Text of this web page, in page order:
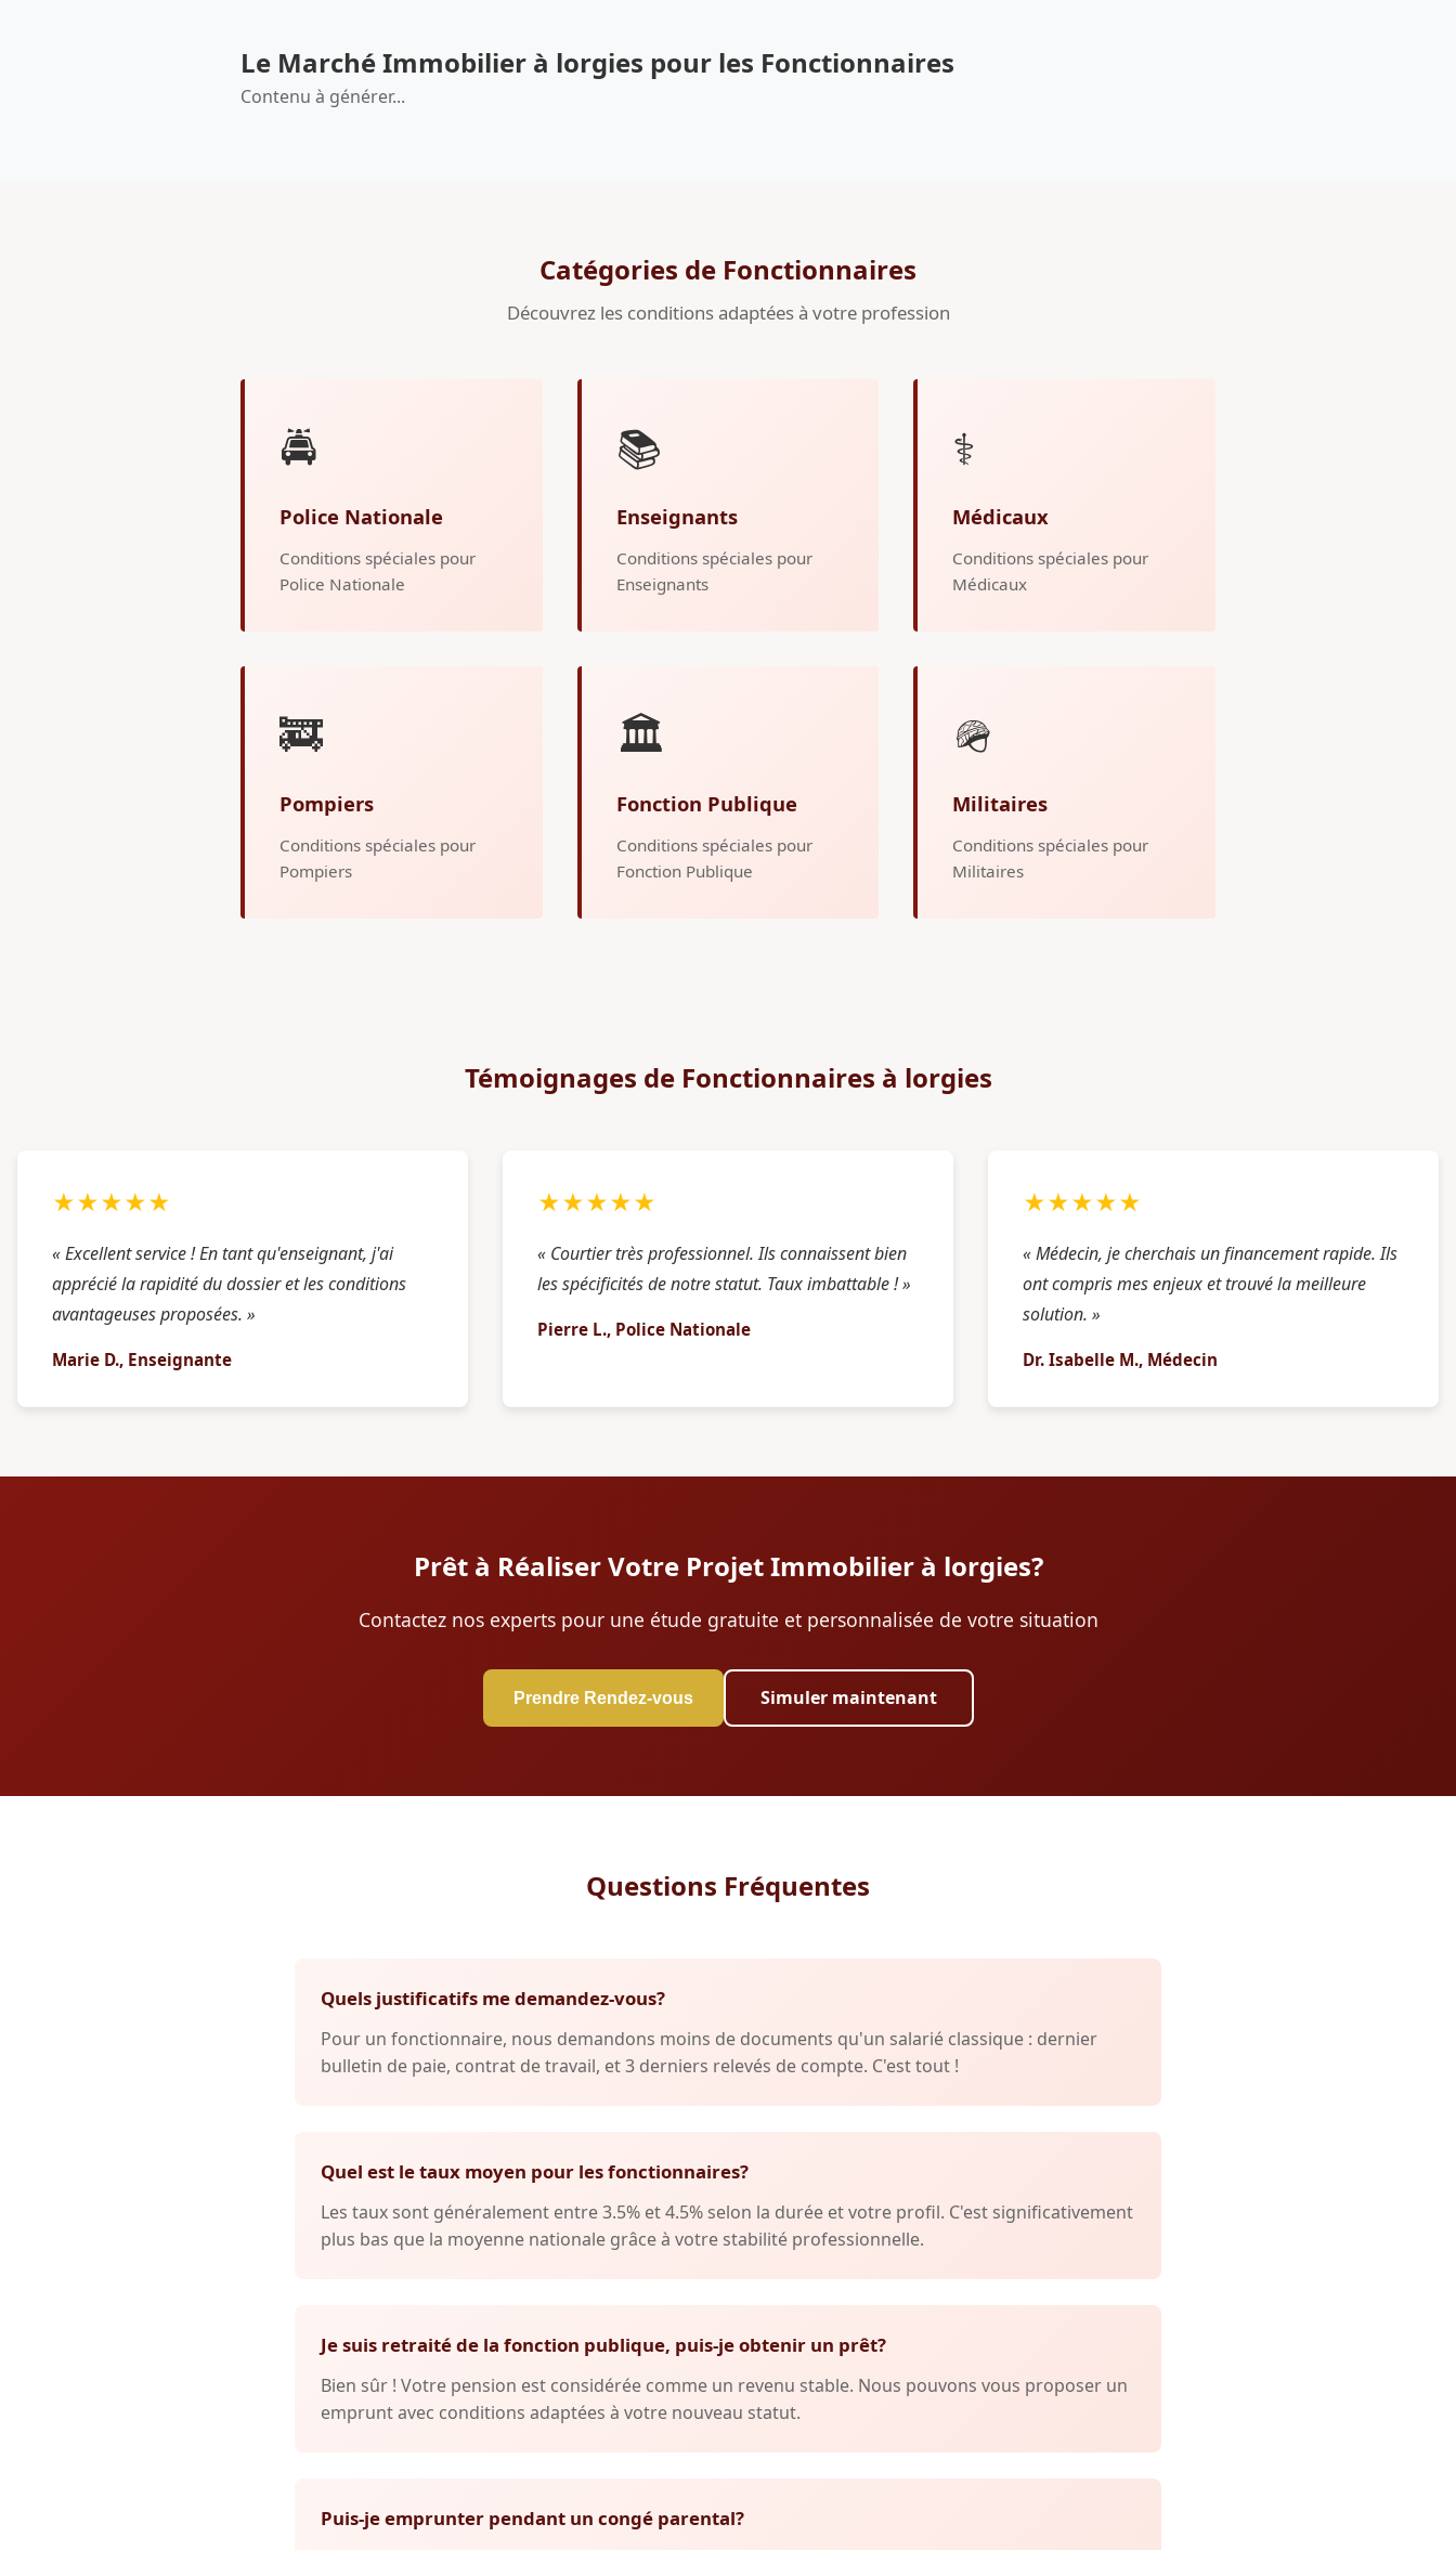
Le Marché Immobilier à lorgies pour les Fonctionnaires
Contenu à générer...
Catégories de Fonctionnaires
Découvrez les conditions adaptées à votre profession
🚔
Police Nationale
Conditions spéciales pour
Police Nationale
📚
Enseignants
Conditions spéciales pour
Enseignants
⚕️
Médicaux
Conditions spéciales pour
Médicaux
🚒
Pompiers
Conditions spéciales pour
Pompiers
🏛️
Fonction Publique
Conditions spéciales pour
Fonction Publique
🪖
Militaires
Conditions spéciales pour
Militaires
Témoignages de Fonctionnaires à lorgies
★★★★★
« Excellent service ! En tant qu'enseignant, j'ai
apprécié la rapidité du dossier et les conditions
avantageuses proposées. »
Marie D., Enseignante
★★★★★
« Courtier très professionnel. Ils connaissent bien
les spécificités de notre statut. Taux imbattable ! »
Pierre L., Police Nationale
★★★★★
« Médecin, je cherchais un financement rapide. Ils
ont compris mes enjeux et trouvé la meilleure
solution. »
Dr. Isabelle M., Médecin
Prêt à Réaliser Votre Projet Immobilier à lorgies?
Contactez nos experts pour une étude gratuite et personnalisée de votre situation
Prendre Rendez-vous Simuler maintenant
Questions Fréquentes
Quels justificatifs me demandez-vous?
Pour un fonctionnaire, nous demandons moins de documents qu'un salarié classique : dernier
bulletin de paie, contrat de travail, et 3 derniers relevés de compte. C'est tout !
Quel est le taux moyen pour les fonctionnaires?
Les taux sont généralement entre 3.5% et 4.5% selon la durée et votre profil. C'est significativement
plus bas que la moyenne nationale grâce à votre stabilité professionnelle.
Je suis retraité de la fonction publique, puis-je obtenir un prêt?
Bien sûr ! Votre pension est considérée comme un revenu stable. Nous pouvons vous proposer un
emprunt avec conditions adaptées à votre nouveau statut.
Puis-je emprunter pendant un congé parental?